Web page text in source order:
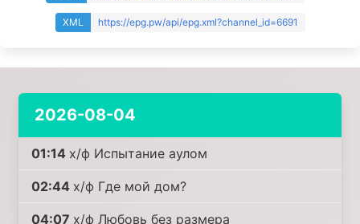
XML https://epg.pw/api/epg.xml?channel_id=6691
2026-08-04
01:14 х/ф Испытание аулом
02:44 х/ф Где мой дом?
04:07 х/ф Любовь без размера